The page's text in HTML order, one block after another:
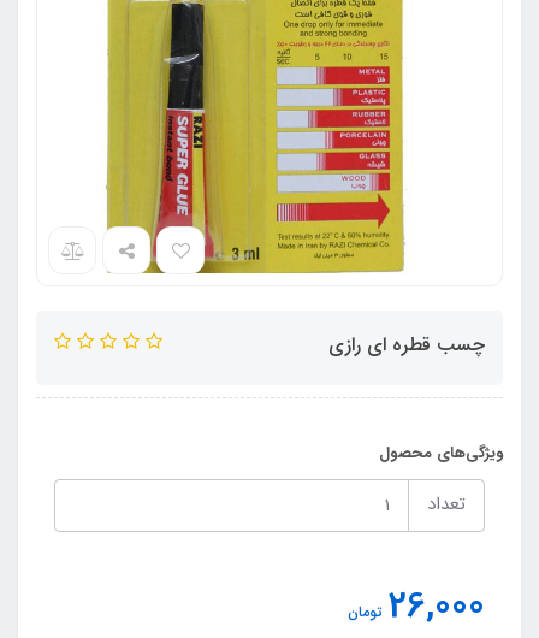
چسب قطره ای رازی
ویژگی‌های محصول
تعداد
26,000 تومان